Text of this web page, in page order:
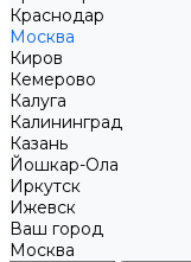
Краснодар
Москва
Киров
Кемерово
Калуга
Калининград
Казань
Йошкар-Ола
Иркутск
Ижевск
Ваш город
Москва